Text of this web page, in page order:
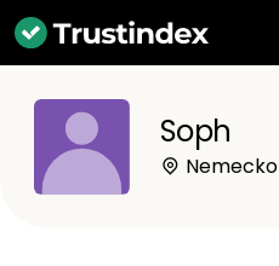
Soph
Nemecko